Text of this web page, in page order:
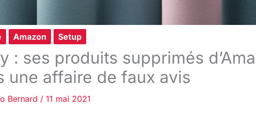
Amazon Setup
: ses produits supprimés
une affaire de faux avis
Bernard / 11 mai 2021